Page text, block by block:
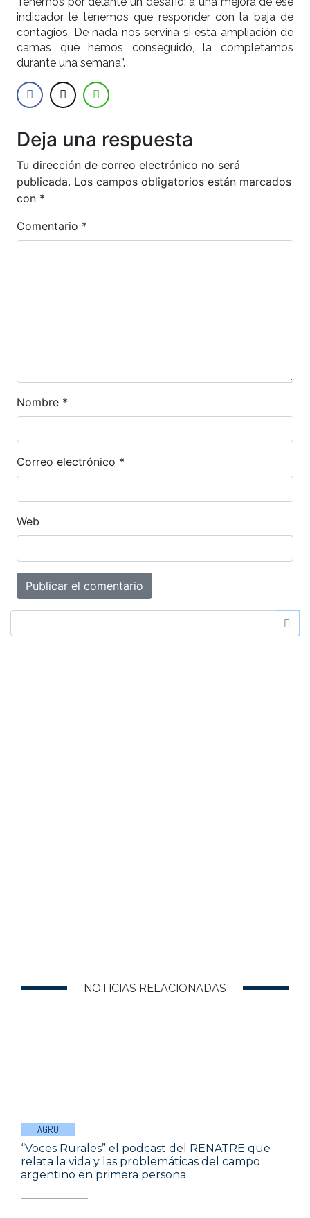
indicador le tenemos que responder con la baja de
contagios. De nada nos serviría si esta ampliación de
camas que hemos conseguido, la completamos
durante una semana”.
Deja una respuesta
Tu dirección de correo electrónico no será
publicada. Los campos obligatorios están marcados
con *
Comentario *
Nombre *
Correo electrónico *
Web
NOTICIAS RELACIONADAS
AGRO
“Voces Rurales” el podcast del RENATRE que
relata la vida y las problemáticas del campo
argentino en primera persona